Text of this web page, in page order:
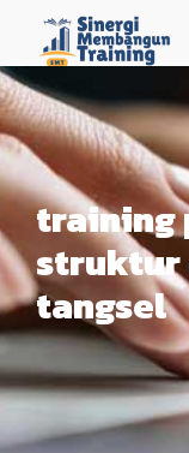
training
struktur
tangsel